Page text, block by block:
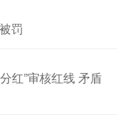
罚
红”审核红线 矛盾